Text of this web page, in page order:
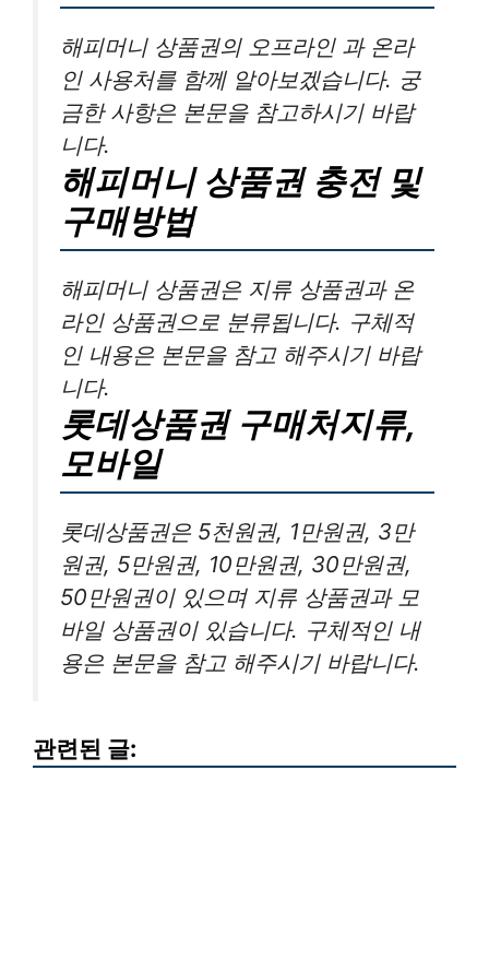
해피머니 상품권의 오프라인 과 온라
인 사용처를 함께 알아보겠습니다. 궁
금한 사항은 본문을 참고하시기 바랍
니다.
해피머니 상품권 충전 및
구매방법
해피머니 상품권은 지류 상품권과 온
라인 상품권으로 분류됩니다. 구체적
인 내용은 본문을 참고 해주시기 바랍
니다.
롯데상품권 구매처지류,
모바일
롯데상품권은 5천원권, 1만원권, 3만
원권, 5만원권, 10만원권, 30만원권,
50만원권이 있으며 지류 상품권과 모
바일 상품권이 있습니다. 구체적인 내
용은 본문을 참고 해주시기 바랍니다.
관련된 글: